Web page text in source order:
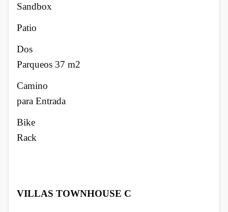
Sandbox
Patio
Dos
Parqueos 37 m2
Camino
para Entrada
Bike
Rack
VILLAS TOWNHOUSE C